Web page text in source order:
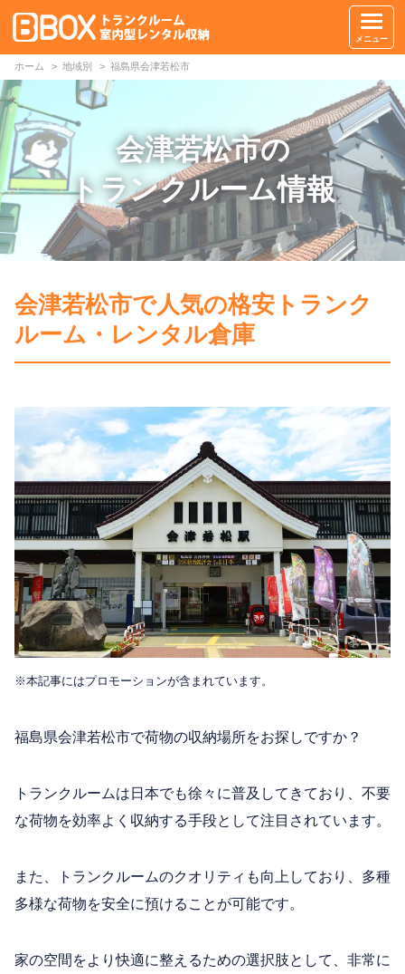
メニュー
ホーム 地域別 福島県会津若松市
会津若松市の
トランクルーム情報
会津若松市で人気の格安トランク
ルーム・レンタル倉庫
※本記事にはプロモーションが含まれています。
福島県会津若松市で荷物の収納場所をお探しですか？
トランクルームは日本でも徐々に普及してきており、不要
な荷物を効率よく収納する手段として注目されています。
また、トランクルームのクオリティも向上しており、多種
多様な荷物を安全に預けることが可能です。
家の空間をより快適に整えるための選択肢として、非常に